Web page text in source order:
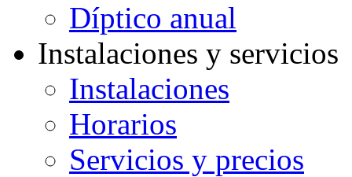
Díptico anual
Instalaciones y servicios
Instalaciones
Horarios
Servicios y precios